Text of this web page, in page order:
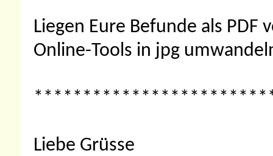
Liegen Eure Befunde als
Online-Tools in jpg
Liebe Grüsse